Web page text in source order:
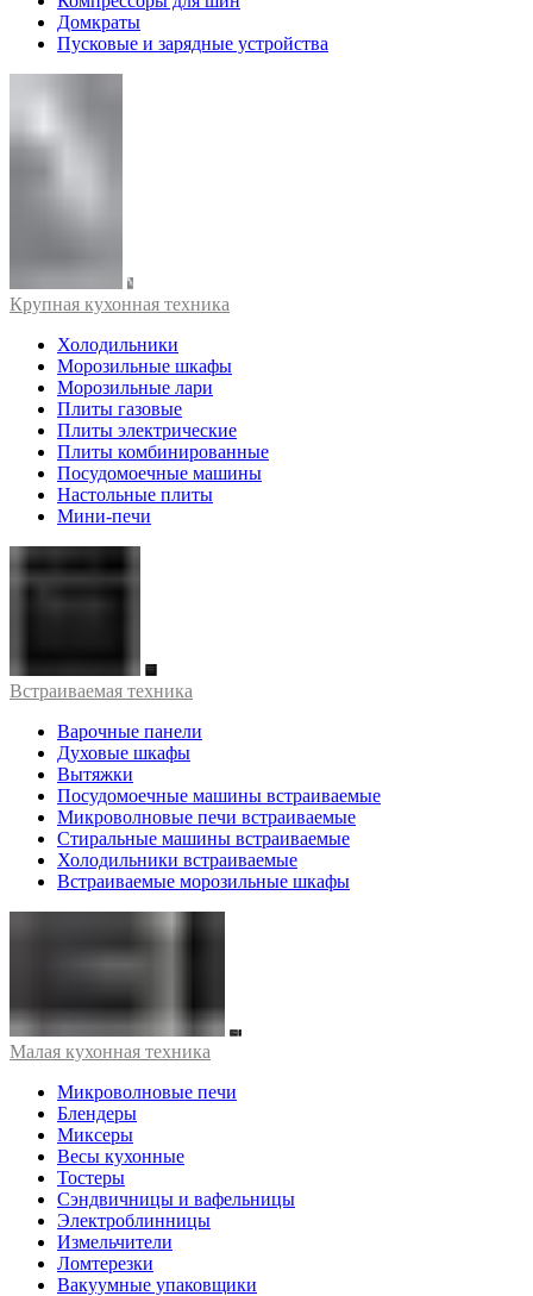
Домкраты
Пусковые и зарядные устройства
Крупная кухонная техника
Холодильники
Морозильные шкафы
Морозильные лари
Плиты газовые
Плиты электрические
Плиты комбинированные
Посудомоечные машины
Настольные плиты
Мини-печи
Встраиваемая техника
Варочные панели
Духовые шкафы
Вытяжки
Посудомоечные машины встраиваемые
Микроволновые печи встраиваемые
Стиральные машины встраиваемые
Холодильники встраиваемые
Встраиваемые морозильные шкафы
Малая кухонная техника
Микроволновые печи
Блендеры
Миксеры
Весы кухонные
Тостеры
Сэндвичницы и вафельницы
Электроблинницы
Измельчители
Ломтерезки
Вакуумные упаковщики